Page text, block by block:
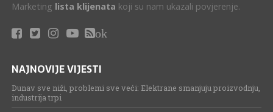
Marketing lista klijenata koji su nam ukazali povjerenje.
ok
NAJNOVIJE VIJESTI
Dunav sve niži, problemi sve veći: Elektrane smanjuju proizvodnju,
industrija trpi